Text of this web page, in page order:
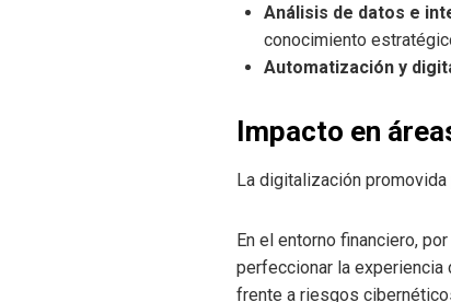
Análisis de datos e
conocimiento
Automatización y
Impacto en
La digitalización
En el entorno financiero,
perfeccionar la
frente a riesgos